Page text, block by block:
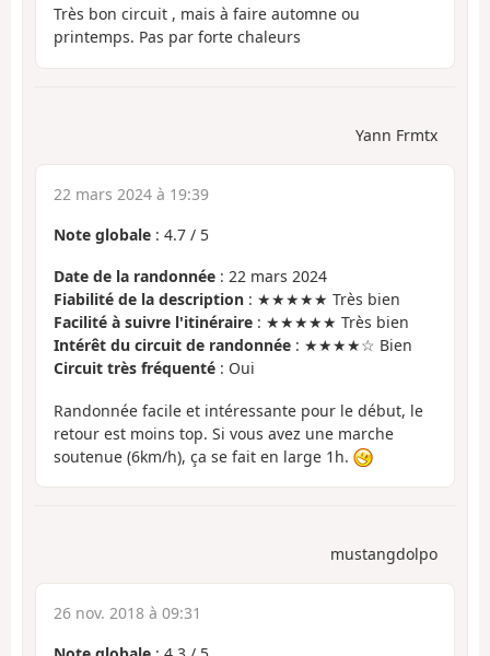
Très bon circuit , mais à faire automne ou
printemps. Pas par forte chaleurs
Yann Frmtx
22 mars 2024 à 19:39
Note globale : 4.7 / 5
Date de la randonnée : 22 mars 2024
Fiabilité de la description : ★★★★★ Très bien
Facilité à suivre l'itinéraire : ★★★★★ Très bien
Intérêt du circuit de randonnée : ★★★★☆ Bien
Circuit très fréquenté : Oui
Randonnée facile et intéressante pour le début, le
retour est moins top. Si vous avez une marche
soutenue (6km/h), ça se fait en large 1h.
mustangdolpo
26 nov. 2018 à 09:31